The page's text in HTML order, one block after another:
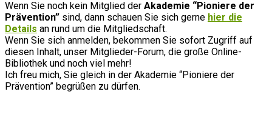
Wenn Sie noch kein Mitglied der Akademie “Pioniere der
Prävention” sind, dann schauen Sie sich gerne hier die
Details an rund um die Mitgliedschaft.
Wenn Sie sich anmelden, bekommen Sie sofort Zugriff auf
diesen Inhalt, unser Mitglieder-Forum, die große Online-
Bibliothek und noch viel mehr!
Ich freu mich, Sie gleich in der Akademie “Pioniere der
Prävention” begrüßen zu dürfen.